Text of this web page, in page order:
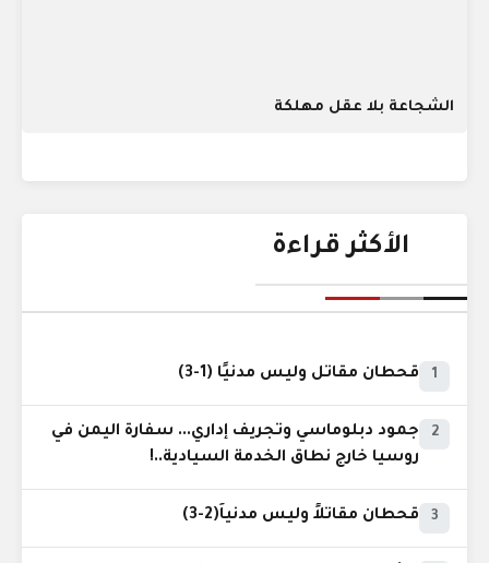
الشجاعة بلا عقل مهلكة
الأكثر قراءة
1 قحطان مقاتل وليس مدنيًا (1-3)
2
جمود دبلوماسي وتجريف إداري... سفارة اليمن في
روسيا خارج نطاق الخدمة السيادية..!
3 قحطان مقاتلاً وليس مدنياً(2-3)